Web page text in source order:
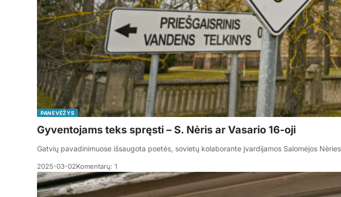
PANEVĖŽYS
Gyventojams teks spręsti – S. Nėris ar Vasario 16-oji
Gatvių pavadinimuose išsaugota poetės, sovietų kolaborante įvardijamos Salomėjos
2025-03-02Komentarų: 1